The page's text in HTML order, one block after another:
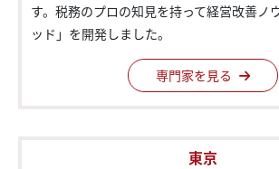
す。税務のプロの知見を持って経営改善ノ
ッド」を開発しました。
専門家を見る
東京